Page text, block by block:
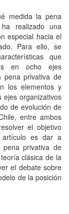
medida la pena
realizado una
especial hacia el
Para ello, se
que
en ocho ejes
pena privativa de
los elementos y
organizativos
de evolución de
entre ambos
el objetivo
artículo es dar a
privativa de
clásica de la
el debate sobre
de la posición